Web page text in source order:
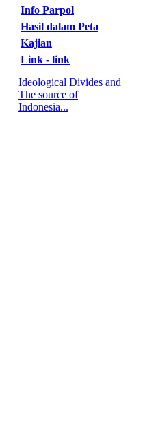
Info Parpol
Hasil dalam Peta
Kajian
Link - link
Ideological Divides and
The source of
Indonesia...